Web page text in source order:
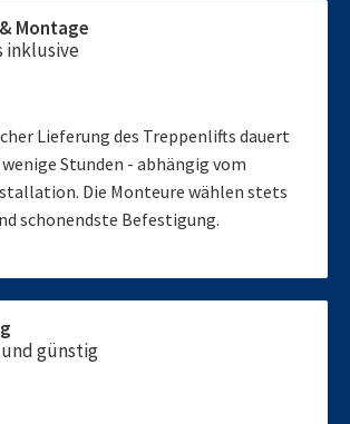
Montage
inklusive
Lieferung des Treppenlifts dauert
Stunden - abhängig vom
Die Monteure wählen stets
schonendste Befestigung.
günstig